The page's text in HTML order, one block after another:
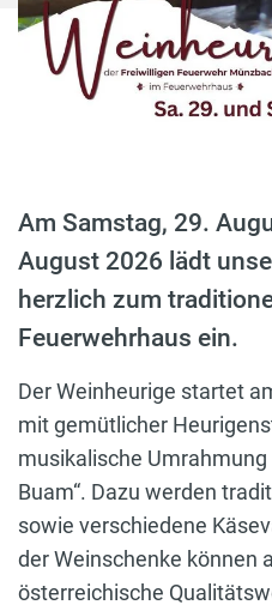
Am Samstag, 29.
August 2026 lädt
herzlich zum
Feuerwehrhaus ein.
Der Weinheurige startet
mit gemütlicher
musikalische Umrahmung
Buam“. Dazu werden
sowie verschiedene
der Weinschenke können
österreichische